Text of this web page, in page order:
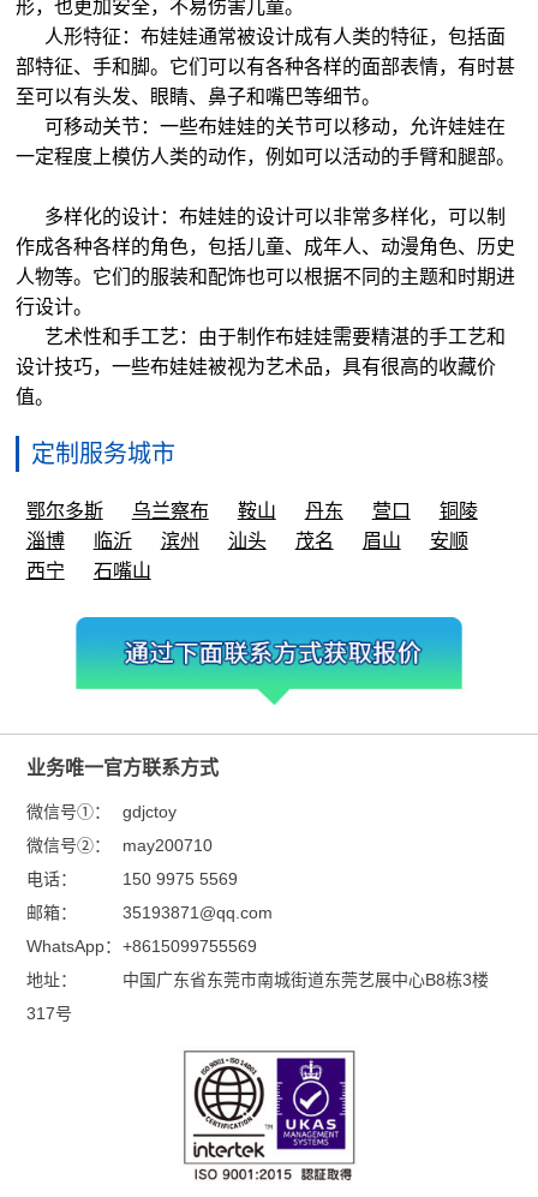
形，也更加安全，不易伤害儿童。
人形特征：布娃娃通常被设计成有人类的特征，包括面
部特征、手和脚。它们可以有各种各样的面部表情，有时甚
至可以有头发、眼睛、鼻子和嘴巴等细节。
可移动关节：一些布娃娃的关节可以移动，允许娃娃在
一定程度上模仿人类的动作，例如可以活动的手臂和腿部。
多样化的设计：布娃娃的设计可以非常多样化，可以制
作成各种各样的角色，包括儿童、成年人、动漫角色、历史
人物等。它们的服装和配饰也可以根据不同的主题和时期进
行设计。
艺术性和手工艺：由于制作布娃娃需要精湛的手工艺和
设计技巧，一些布娃娃被视为艺术品，具有很高的收藏价
值。
定制服务城市
鄂尔多斯 乌兰察布 鞍山 丹东 营口
铜陵
淄博
临沂 滨州 汕头 茂名 眉山
安顺
西宁
石嘴山
业务唯一官方联系方式
微信号①：
gdjctoy
微信号②：
may200710
电话：
150 9975 5569
邮箱：
35193871@qq.com
WhatsApp： +8615099755569
地址：
中国广东省东莞市南城街道东莞艺展中心B8栋3楼
317号